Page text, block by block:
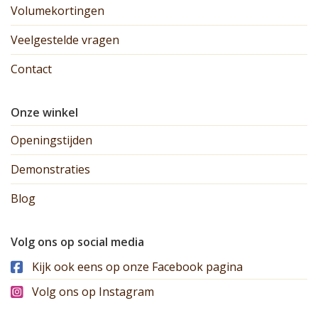
Volumekortingen
Veelgestelde vragen
Contact
Onze winkel
Openingstijden
Demonstraties
Blog
Volg ons op social media
Kijk ook eens op onze Facebook pagina
Volg ons op Instagram